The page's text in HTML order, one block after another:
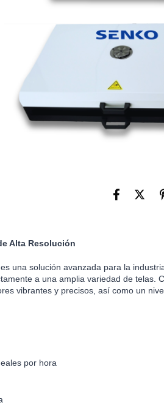
Alta Resolución
una solución avanzada para la
a una amplia variedad de telas.
vibrantes y precisos, así como un
por hora